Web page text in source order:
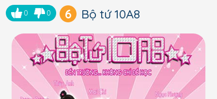
0 0 6 Bộ tứ 10A8